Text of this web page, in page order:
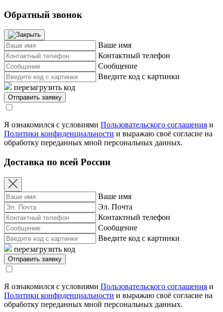
Обратный звонок
Ваше имя
Контактный телефон
Сообщение
Введите код с картинки
перезагрузить код
Я ознакомился с условиями Пользовательского соглашения и
Политики конфиденциальности и выражаю своё согласие на
обработку переданных мной персональных данных.
Доставка по всей России
Ваше имя
Эл. Почта
Контактный телефон
Сообщение
Введите код с картинки
перезагрузить код
Я ознакомился с условиями Пользовательского соглашения и
Политики конфиденциальности и выражаю своё согласие на
обработку переданных мной персональных данных.